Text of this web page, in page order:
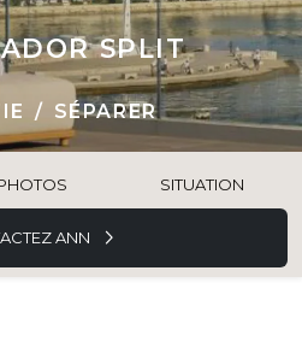
SPLIT
SÉPARER
SITUATION
ANN